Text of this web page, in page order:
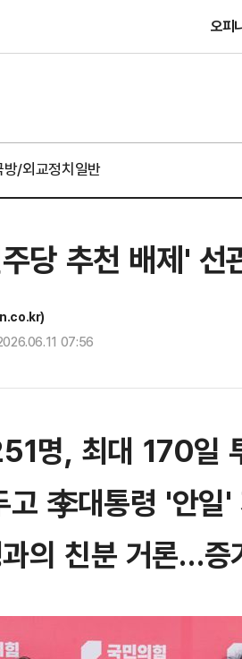
오피
방/외교정치일반
당 추천 배제' 선
07:56
명, 최대 170일
고 李대통령 '안일'
의 친분 거론…증